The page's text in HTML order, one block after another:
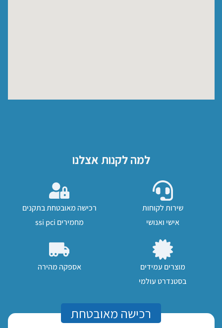
למה לקנות אצלנו
שירות לקוחות
אישי ואנושי
רכישה מאובטחת בתקנים
מחמירים ssi pci
מוצרים עמידים
בסטנדרט עולמי
אספקה מהירה
רכישה מאובטחת